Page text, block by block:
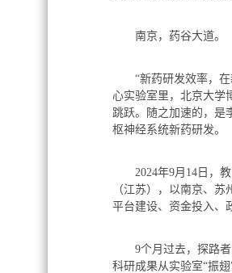
南京，药谷大道。
“新药研发效率，在
心实验室里，北京大学
跳跃。随之加速的，是
枢神经系统新药研发。
2024年9月14日，教
（江苏），以南京、
平台建设、资金投入、
9个月过去，探路者
科研成果从实验室“振